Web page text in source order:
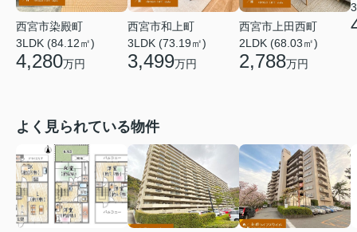
西宮市染殿町
3LDK (84.12㎡)
4,280万円
西宮市和上町
3LDK (73.19㎡)
3,499万円
西宮市上田西町
2LDK (68.03㎡)
2,788万円
よく見られている物件